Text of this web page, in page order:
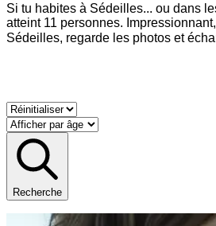
Si tu habites à Sédeilles... ou dans
atteint 11 personnes.
Sédeilles, regarde les photos et
Recherche